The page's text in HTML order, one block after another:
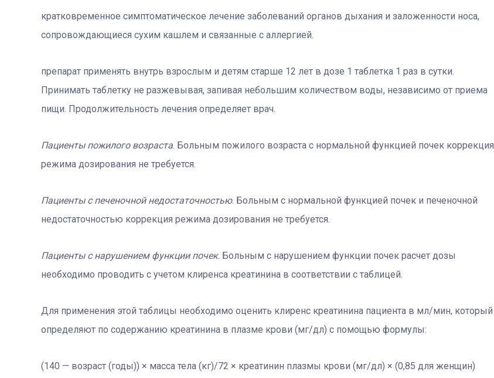
кратковременное симптоматическое лечение заболеваний органов дыхания и заложенности носа,
сопровождающиеся сухим кашлем и связанные с аллергией.
препарат применять внутрь взрослым и детям старше 12 лет в дозе 1 таблетка 1 раз в сутки.
Принимать таблетку не разжевывая, запивая небольшим количеством воды, независимо от приема
пищи. Продолжительность лечения определяет врач.
Пациенты пожилого возраста. Больным пожилого возраста с нормальной функцией почек коррекция
режима дозирования не требуется.
Пациенты с печеночной недостаточностью. Больным с нормальной функцией почек и печеночной
недостаточностью коррекция режима дозирования не требуется.
Пациенты с нарушением функции почек. Больным с нарушением функции почек расчет дозы
необходимо проводить с учетом клиренса креатинина в соответствии с таблицей.
Для применения этой таблицы необходимо оценить клиренс креатинина пациента в мл/мин, который
определяют по содержанию креатинина в плазме крови (мг/дл) с помощью формулы:
(140 — возраст (годы)) × масса тела (кг)/72 × креатинин плазмы крови (мг/дл) × (0,85 для женщин)